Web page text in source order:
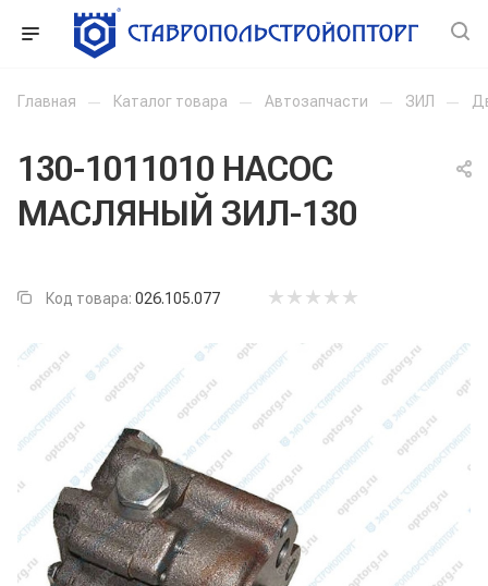
Главная — Каталог товара — Автозапчасти — ЗИЛ —
130-1011010 НАСОС
МАСЛЯНЫЙ ЗИЛ-130
Код товара: 026.105.077